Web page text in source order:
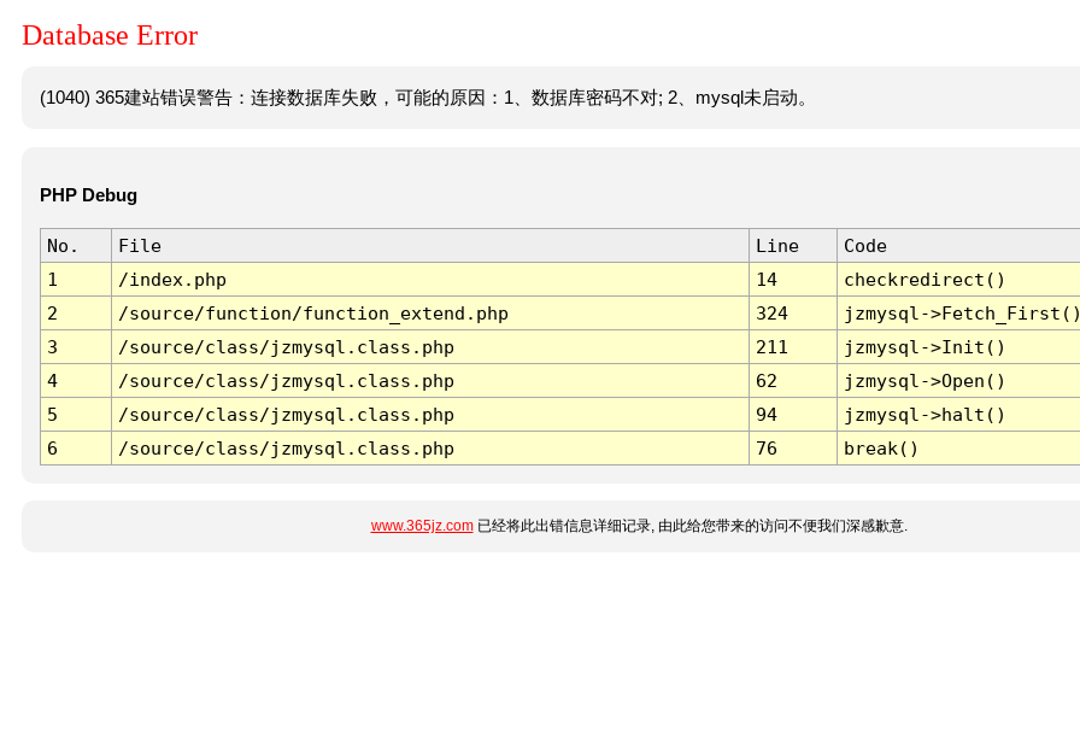
Database Error
(1040) 365建站错误警告：连接数据库失败，可能的原因：1、数据库密码不对; 2、mysql未启动。
PHP Debug
No. File Line
Code
1
/index.php 14
checkredirect()
2
/source/function/function_extend.php 324
jzmysql-
3
/source/class/jzmysql.class.php 211
jzmysql->Init()
4
/source/class/jzmysql.class.php 62
jzmysql->Open()
5
/source/class/jzmysql.class.php 94
jzmysql->halt()
6
/source/class/jzmysql.class.php 76 break()
www.365jz.com已经将此出错信息详细记录, 由此给您带来的访问不便我们深感歉意.